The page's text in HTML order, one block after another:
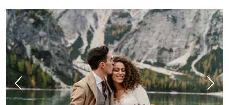
Vorheriges Bild